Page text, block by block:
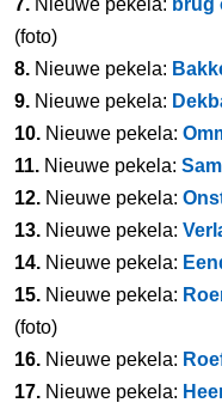
7. Nieuwe pekela: brug
(foto)
8. Nieuwe pekela:
9. Nieuwe pekela:
10. Nieuwe pekela:
11. Nieuwe pekela:
12. Nieuwe pekela:
13. Nieuwe pekela:
14. Nieuwe pekela:
15. Nieuwe pekela:
(foto)
16. Nieuwe pekela:
17. Nieuwe pekela: